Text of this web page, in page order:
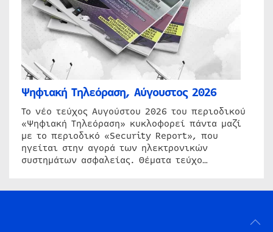
Ψηφιακή Τηλεόραση, Αύγουστος 2026
Το νέο τεύχος Αυγούστου 2026 του περιοδικού
«Ψηφιακή Τηλεόραση» κυκλοφορεί πάντα μαζί
με το περιοδικό «Security Report», που
ηγείται στην αγορά των ηλεκτρονικών
συστημάτων ασφαλείας. Θέματα τεύχο…